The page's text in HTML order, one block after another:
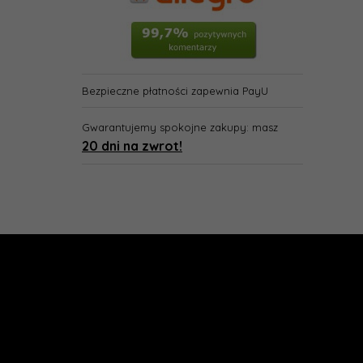
Bezpieczne płatności zapewnia PayU
Gwarantujemy spokojne zakupy: masz
20 dni na zwrot!